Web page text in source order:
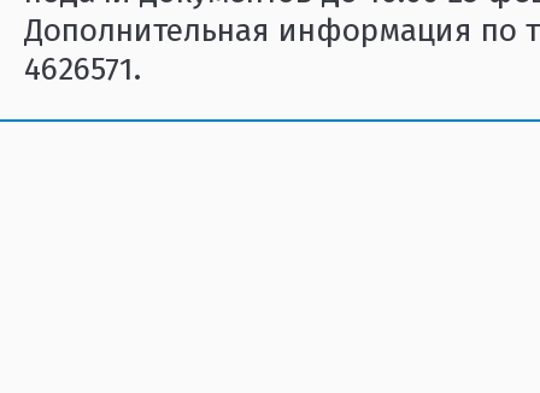
Дополнительная информация по
4626571.